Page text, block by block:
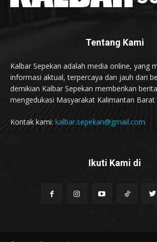
Tentang Kami
Kalbar Sepekan adalah media online, yang
informasi aktual, terpercaya dan jauh dari
demikian Kalbar Sepekan memberikan
mengedukasi Masyarakat Kalimantan Barat
Kontak kami: kalbar.sepekan@gmail.com
Ikuti Kami di